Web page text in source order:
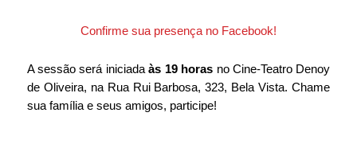
Confirme sua presença no Facebook!
A sessão será iniciada às 19 horas no Cine-Teatro Denoy
de Oliveira, na Rua Rui Barbosa, 323, Bela Vista. Chame
sua família e seus amigos, participe!